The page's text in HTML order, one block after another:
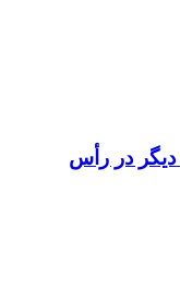
دیگر در رأس